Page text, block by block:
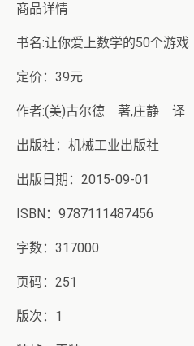
商品详情
书名:让你爱上数学的50个游戏
定价：39元
作者:(美)古尔德 著,庄静 译
出版社：机械工业出版社
出版日期：2015-09-01
ISBN：9787111487456
字数：317000
页码：251
版次：1